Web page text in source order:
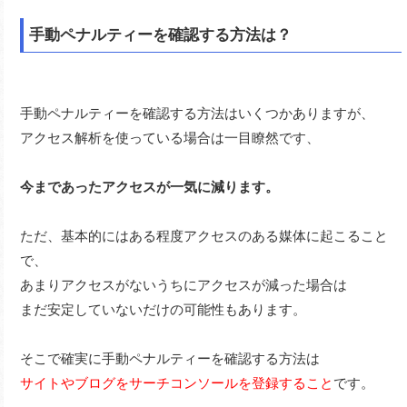
手動ペナルティーを確認する方法は？
手動ペナルティーを確認する方法はいくつかありますが、
アクセス解析を使っている場合は一目瞭然です、
今まであったアクセスが一気に減ります。
ただ、基本的にはある程度アクセスのある媒体に起こること
で、
あまりアクセスがないうちにアクセスが減った場合は
まだ安定していないだけの可能性もあります。
そこで確実に手動ペナルティーを確認する方法は
サイトやブログをサーチコンソールを登録すること です。